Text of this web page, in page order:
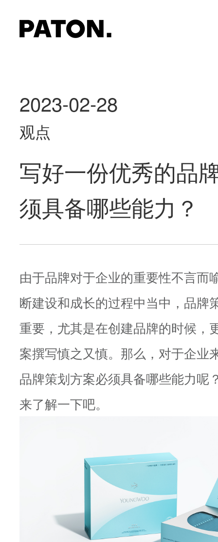
2023-02-28
观点
写好一份优秀的品
须具备哪些能力？
由于品牌对于企业的重要性不言而
断建设和成长的过程中当中，品牌
重要，尤其是在创建品牌的时候，
案撰写慎之又慎。那么，对于企业
品牌策划方案必须具备哪些能力呢
来了解一下吧。